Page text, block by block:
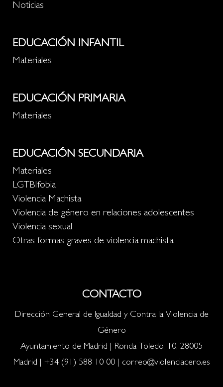
Noticias
EDUCACIÓN INFANTIL
Materiales
EDUCACIÓN PRIMARIA
Materiales
EDUCACIÓN SECUNDARIA
Materiales
LGTBIfobia
Violencia Machista
Violencia de género en relaciones adolescentes
Violencia sexual
Otras formas graves de violencia machista
CONTACTO
Dirección General de Igualdad y Contra la Violencia de
Género
Ayuntamiento de Madrid | Ronda Toledo, 10, 28005
Madrid | +34 (91) 588 10 00| correo@violenciacero.es